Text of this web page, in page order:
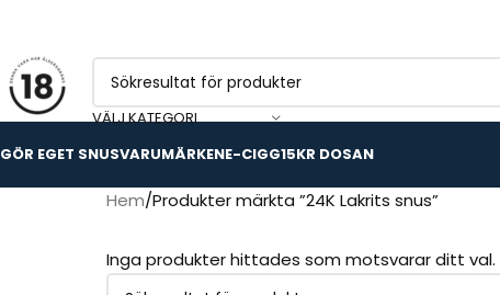
VÄLJ KATEGORI
GÖR EGET SNUSVARUMÄRKENE-CIGG15KR DOSAN
Hem Produkter märkta ”24K Lakrits snus”
Inga produkter hittades som motsvarar ditt val.